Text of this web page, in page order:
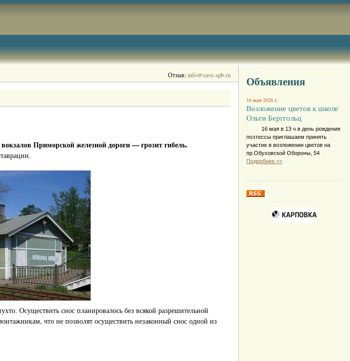
Отзыв:info@save-spb.ru
Приморской железной дороги — грозит гибель.
Осуществить снос планировалось без всякой разрешительной
что не позволят осуществить незаконный снос одной из
Объявления
16 мая 2026 г.
Возложение цветов к школе
Ольги Берггольц
16 мая в 13 ч в день рождения
поэтессы приглашаем принять
участие в возложении цветов на
пр.Обуховской Обороны, 54
Подробнее >>